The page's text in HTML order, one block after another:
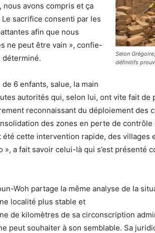
Selon
définitifs
nous avons compris et ça
sacrifice consenti par les
afin que nous
ne peut être vain », confie-
6 enfants, salue, la main
autorités qui, selon lui, ont vite fait de
reconnaissant du déploiement des
des zones en perte de
été cette intervention rapide, des
», a fait savoir celui-là qui s’est présenté
Woh partage la même analyse de la
localité plus stable et
de kilomètres de sa circonscription
peut souhaiter à son semblable. Sa